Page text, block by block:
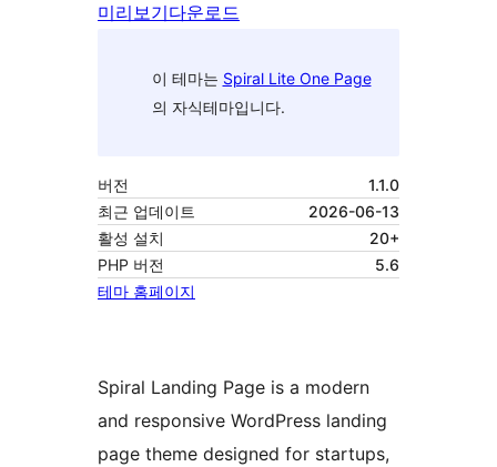
미리보기다운로드
이 테마는 Spiral Lite One Page
의 자식테마입니다.
버전
1.1.0
최근 업데이트
2026-06-13
활성 설치
20+
PHP 버전
5.6
테마 홈페이지
Spiral Landing Page is a modern
and responsive WordPress landing
page theme designed for startups,